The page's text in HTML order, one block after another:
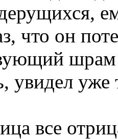
что он
увидел уже
все